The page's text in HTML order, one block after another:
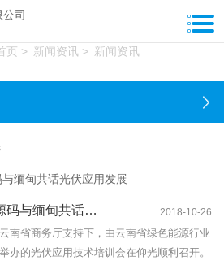
页 > 新闻资讯 > 新闻资讯
国际交流-云南政府携源码与缅甸共话光伏应用发展 2018-10-26
南省商务厅支持下，由云南省绿色能源行业
办的光伏应用技术培训会在仰光顺利召开。